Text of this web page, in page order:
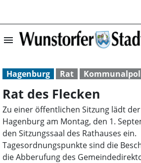
menu Rat
Hagenburg Rat
Rat des Flecken
Zu einer öffentlichen Sitzung lädt der
Hagenburg am Montag, den 1.
den Sitzungssaal des Rathauses ein.
Tagesordnungspunkte sind die
die Abberufung des